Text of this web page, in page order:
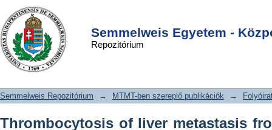
Semmelweis Egyetem -
Repozitórium
Thrombocytosis of liver metastasis
from colorectal cancer as predictive
factor
DSpace/Manakin Repository
Semmelweis Repozitórium → MTMT-ben szereplő publikációk →
Thrombocytosis of liver metastasis